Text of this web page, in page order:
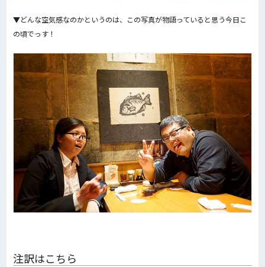
▼どんな空気感なのかというのは、この写真が物語っていると思う今日こ
の頃でっす！
注訳はこちら